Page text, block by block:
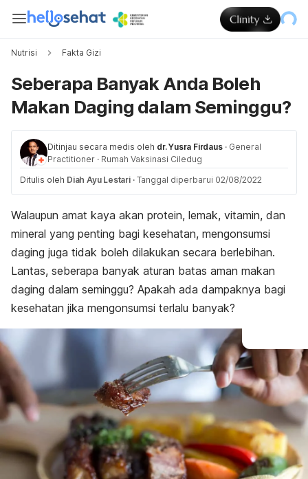
Nutrisi Fakta Gizi
Seberapa Banyak Anda Boleh
Makan Daging dalam Seminggu?
Ditinjau secara medis oleh dr. Yusra Firdaus · General
Practitioner · Rumah Vaksinasi Ciledug
Ditulis oleh Diah Ayu Lestari · Tanggal diperbarui 02/08/2022
Walaupun amat kaya akan protein, lemak, vitamin, dan
mineral yang penting bagi kesehatan, mengonsumsi
daging juga tidak boleh dilakukan secara berlebihan.
Lantas, seberapa banyak aturan batas aman makan
daging dalam seminggu? Apakah ada dampaknya bagi
kesehatan jika mengonsumsi terlalu banyak?